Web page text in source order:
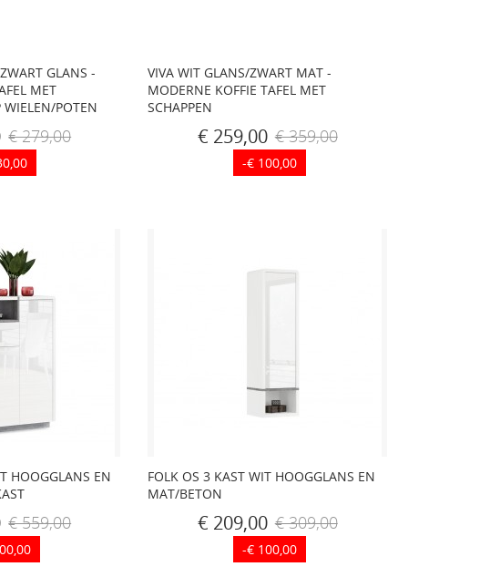
GLANS -
MET
POTEN
€ 279,00
VIVA WIT GLANS/ZWART MAT -
MODERNE KOFFIE TAFEL MET
SCHAPPEN
€ 259,00 € 359,00
-€ 100,00
HOOGGLANS EN
€ 559,00
FOLK OS 3 KAST WIT HOOGGLANS EN
MAT/BETON
€ 209,00 € 309,00
-€ 100,00